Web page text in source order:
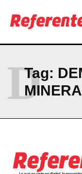
Company
CONTACT
PRIVACY
Tag:
D